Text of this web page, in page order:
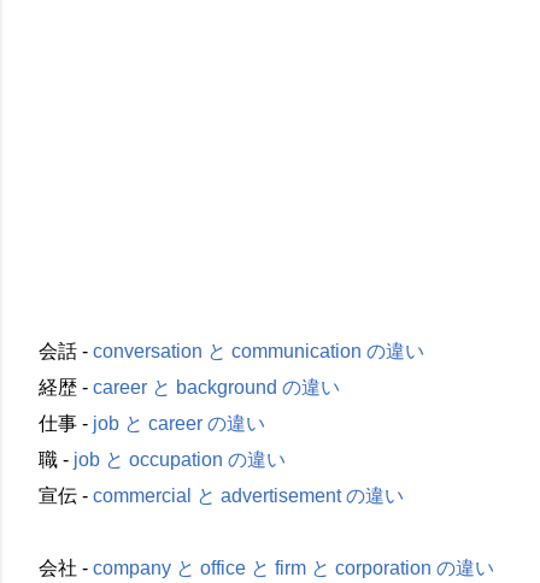
会話 - conversation と communication の違い
経歴 - career と background の違い
仕事 - job と career の違い
職 - job と occupation の違い
宣伝 - commercial と advertisement の違い
会社 - company と office と firm と corporation の違い